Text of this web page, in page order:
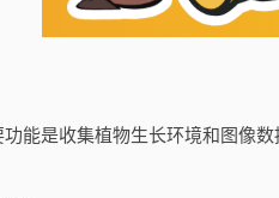
能是收集植物生长环境和图像